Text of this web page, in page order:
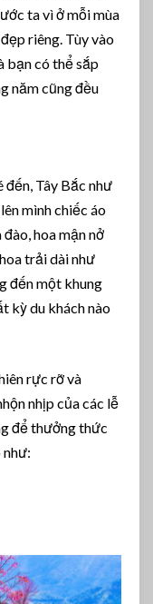
ta vì ở mỗi mùa
riêng. Tùy vào
bạn có thể sắp
năm cũng đều
đến, Tây Bắc như
mình chiếc áo
hoa mận nở
trải dài như
đến một khung
kỳ du khách nào
rực rỡ và
nhịp của các lễ
để thưởng thức